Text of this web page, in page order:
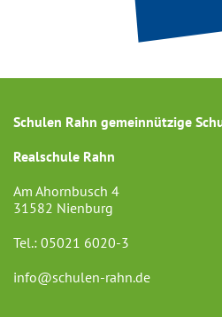
Schulen Rahn gemeinnützige
Realschule Rahn
Am Ahornbusch 4
31582 Nienburg
Tel.: 05021 6020-3
info@schulen-rahn.de